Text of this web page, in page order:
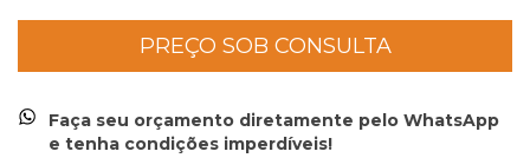
Faça seu orçamento diretamente pelo WhatsApp
e tenha condições imperdíveis!